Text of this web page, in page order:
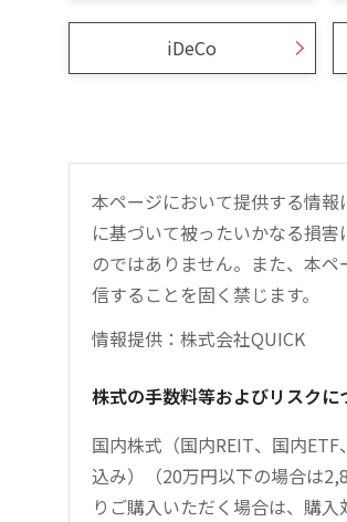
iDeCo
本ページにおいて提供する情
に基づいて被ったいかなる損
のではありません。また、本
信することを固く禁じます。
情報提供：株式会社QUICK
株式の手数料等およびリスクに
国内株式（国内REIT、国内
込み）（20万円以下の場合は
りご購入いただく場合は、購